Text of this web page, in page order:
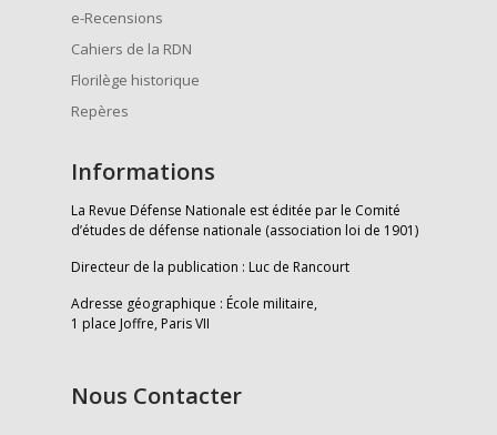
e-Recensions
Cahiers de la RDN
Florilège historique
Repères
Informations
La Revue Défense Nationale est éditée par le Comité
d’études de défense nationale (association loi de 1901)
Directeur de la publication : Luc de Rancourt
Adresse géographique : École militaire,
1 place Joffre, Paris VII
Nous Contacter